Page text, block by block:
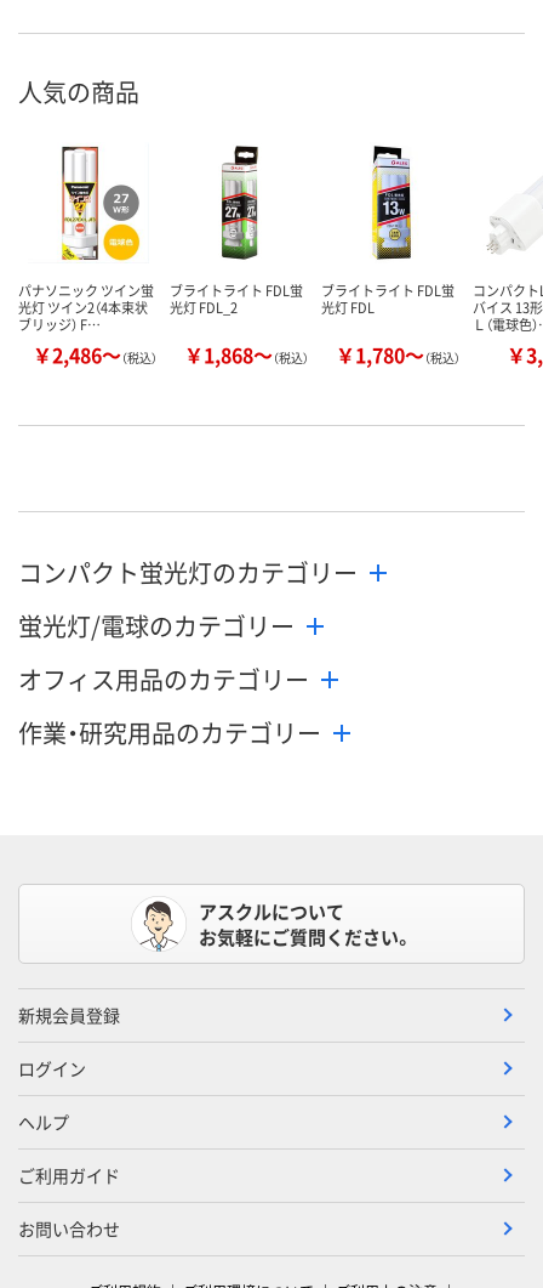
人気の商品
パナソニック ツイン蛍
光灯 ツイン2（4本束状
ブリッジ） F…
￥2,486～（税込）
ブライトライト FDL蛍
光灯 FDL_2
￥1,868～（税込）
ブライトライト FDL蛍
光灯 FDL
￥1,780～（税込）
コンパクト
バイス 13
Ｌ（電球色
￥
コンパクト蛍光灯のカテゴリー
蛍光灯/電球のカテゴリー
オフィス用品のカテゴリー
作業・研究用品のカテゴリー
アスクルについて
お気軽にご質問ください。
新規会員登録
ログイン
ヘルプ
ご利用ガイド
お問い合わせ